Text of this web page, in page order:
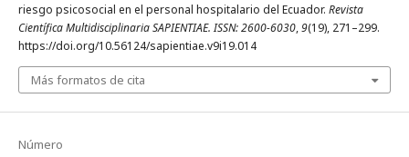
riesgo psicosocial en el personal hospitalario del Ecuador. Revista
Científica Multidisciplinaria SAPIENTIAE. ISSN: 2600-6030,9(19), 271–299.
https://doi.org/10.56124/sapientiae.v9i19.014
Más formatos de cita
Número